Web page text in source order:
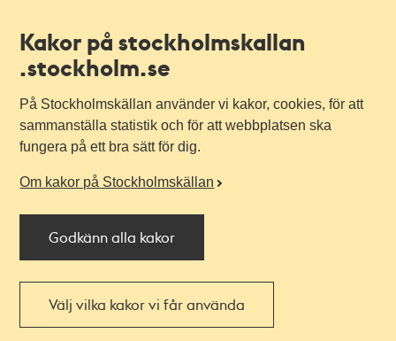
Kakor på stockholmskallan
.stockholm.se
På Stockholmskällan använder vi kakor, cookies, för att
sammanställa statistik och för att webbplatsen ska
fungera på ett bra sätt för dig.
Om kakor på Stockholmskällan
Godkänn alla kakor
Välj vilka kakor vi får använda